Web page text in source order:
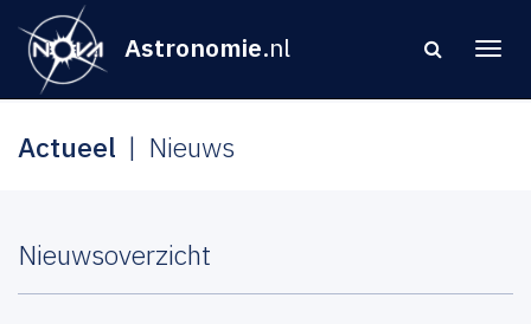
Astronomie.nl
Actueel Nieuws
Nieuwsoverzicht